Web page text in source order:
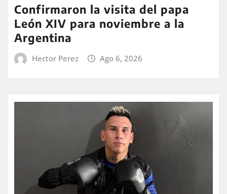
Confirmaron la visita del papa
León XIV para noviembre a la
Argentina
Hector Perez Ago 6, 2026